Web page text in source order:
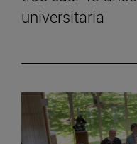
universitaria